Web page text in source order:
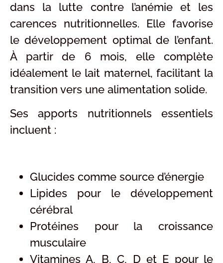
dans la lutte contre l’anémie et les
carences nutritionnelles. Elle favorise
le développement optimal de l’enfant.
À partir de 6 mois, elle complète
idéalement le lait maternel, facilitant la
transition vers une alimentation solide.
Ses apports nutritionnels essentiels
incluent :
Glucides comme source d’énergie
Lipides pour le développement
cérébral
Protéines pour la croissance
musculaire
Vitamines A, B, C, D et E pour le